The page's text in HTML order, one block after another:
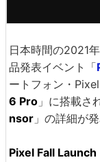
日本時間の2021
品発表イベント「
ートフォン・
6 Pro 」に搭載さ
nsor 」の詳細が
Pixel Fall Launch